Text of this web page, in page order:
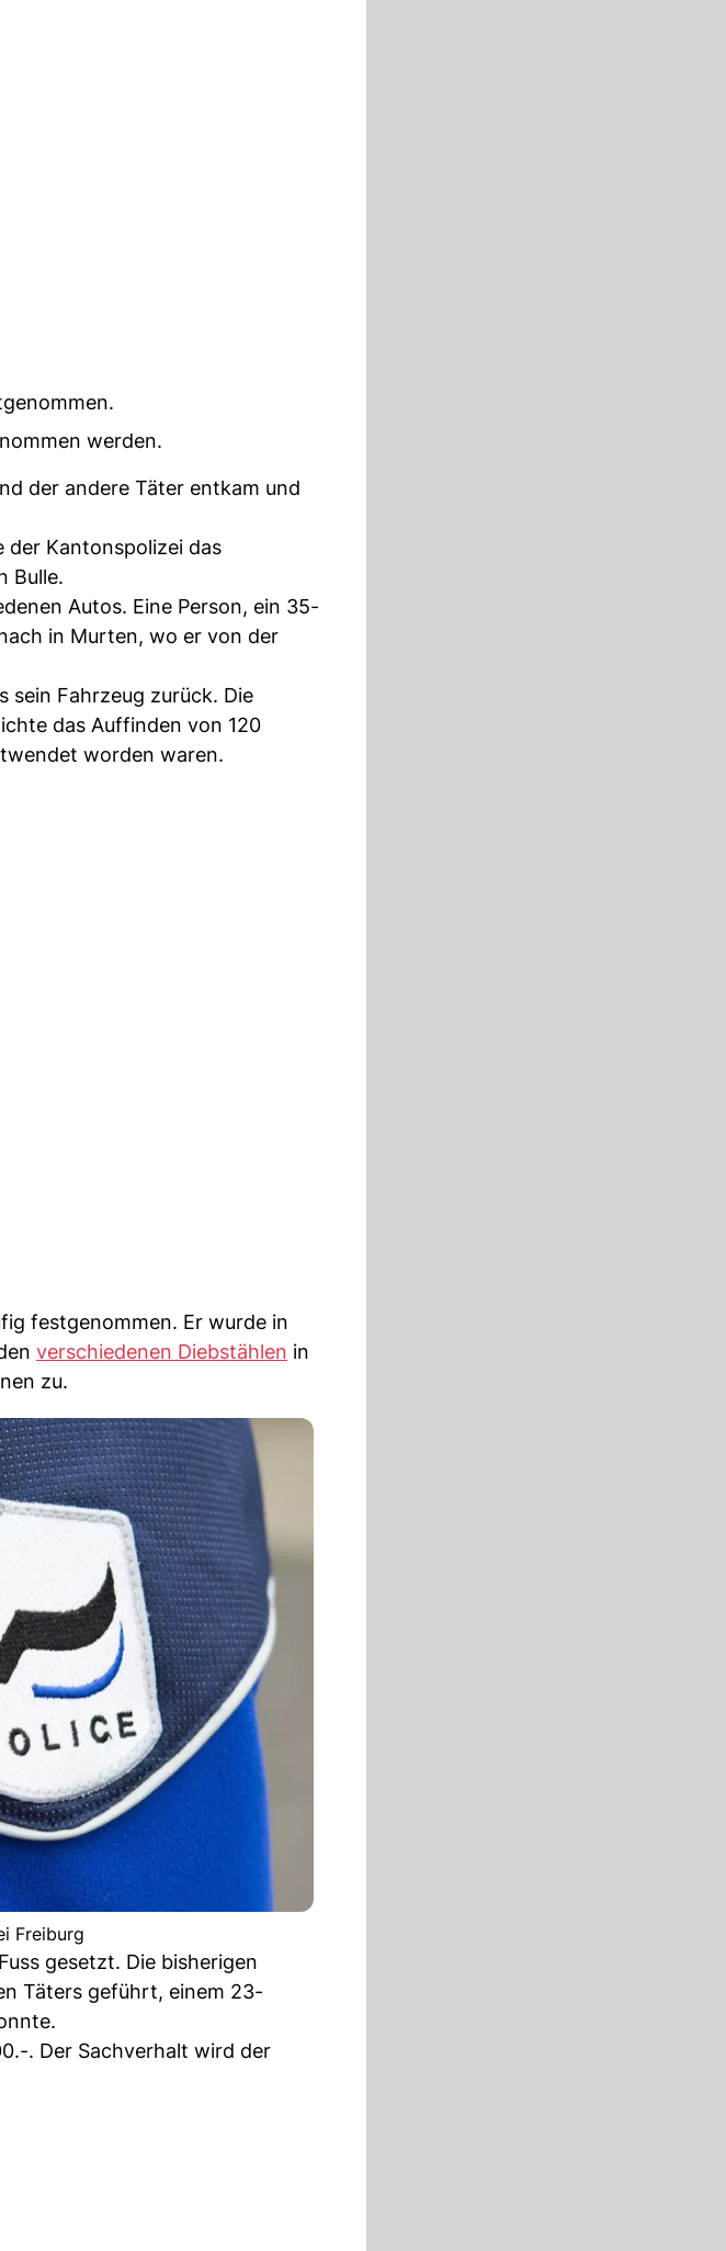
werden.
der andere Täter entkam und
der Kantonspolizei das
Bulle.
Autos. Eine Person, ein 35-
in Murten, wo er von der
sein Fahrzeug zurück. Die
das Auffinden von 120
worden waren.
festgenommen. Er wurde in
verschiedenen Diebstählen in
zu.
Freiburg
gesetzt. Die bisherigen
Täters geführt, einem 23-
. Der Sachverhalt wird der